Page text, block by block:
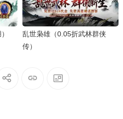
乱世枭雄（0.05折武林群侠
传）